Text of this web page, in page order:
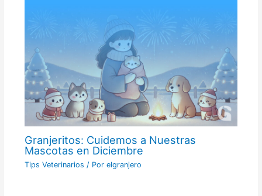
Granjeritos: Cuidemos a Nuestras
Mascotas en Diciembre
Tips Veterinarios / Por elgranjero